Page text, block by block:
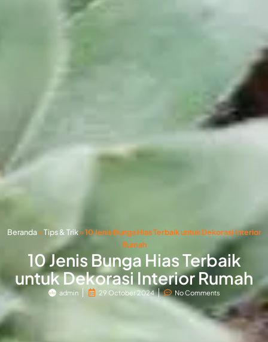
Beranda»Tips & Trik»10 Jenis Bunga Hias Terbaik untuk Dekorasi Interior
Rumah
10 Jenis Bunga Hias Terbaik
untuk Dekorasi Interior Rumah
admin 29 October 2024 No Comments